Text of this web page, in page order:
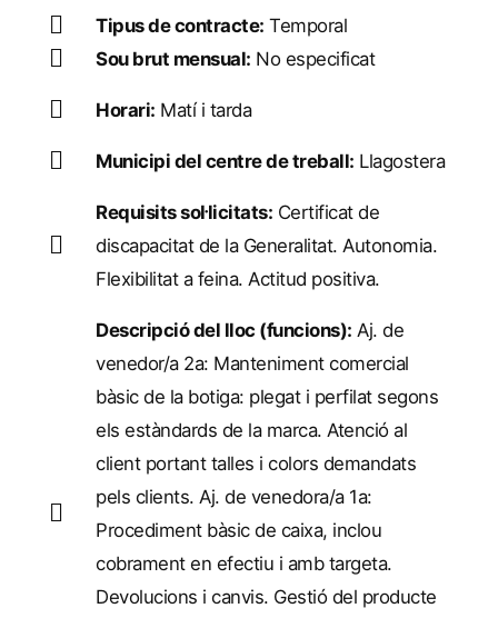
Tipus de contracte: Temporal
Sou brut mensual: No especificat
Horari: Matí i tarda
Municipi del centre de treball: Llagostera
Requisits sol·licitats: Certificat de
discapacitat de la Generalitat. Autonomia.
Flexibilitat a feina. Actitud positiva.
Descripció del lloc (funcions): Aj. de
venedor/a 2a: Manteniment comercial
bàsic de la botiga: plegat i perfilat segons
els estàndards de la marca. Atenció al
client portant talles i colors demandats
pels clients. Aj. de venedora/a 1a:
Procediment bàsic de caixa, inclou
cobrament en efectiu i amb targeta.
Devolucions i canvis. Gestió del producte